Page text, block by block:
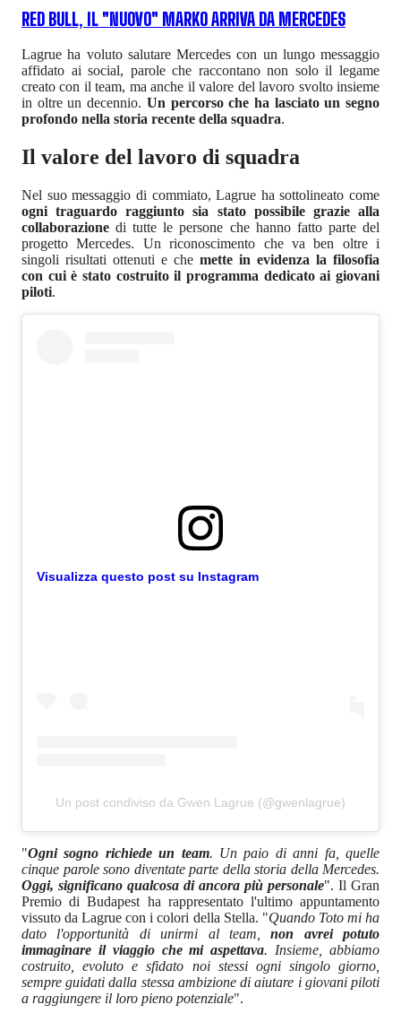
RED BULL, IL "NUOVO" MARKO ARRIVA DA MERCEDES
Lagrue ha voluto salutare Mercedes con un lungo messaggio
affidato ai social, parole che raccontano non solo il legame
creato con il team, ma anche il valore del lavoro svolto insieme
in oltre un decennio. Un percorso che ha lasciato un segno
profondo nella storia recente della squadra.
Il valore del lavoro di squadra
Nel suo messaggio di commiato, Lagrue ha sottolineato come
ogni traguardo raggiunto sia stato possibile grazie alla
collaborazione di tutte le persone che hanno fatto parte del
progetto Mercedes. Un riconoscimento che va ben oltre i
singoli risultati ottenuti e che mette in evidenza la filosofia
con cui è stato costruito il programma dedicato ai giovani
piloti.
Visualizza questo post su Instagram
Un post condiviso da Gwen Lagrue (@gwenlagrue)
"Ogni sogno richiede un team. Un paio di anni fa, quelle
cinque parole sono diventate parte della storia della Mercedes.
Oggi, significano qualcosa di ancora più personale". Il Gran
Premio di Budapest ha rappresentato l'ultimo appuntamento
vissuto da Lagrue con i colori della Stella. "Quando Toto mi ha
dato l'opportunità di unirmi al team,non avrei potuto
immaginare il viaggio che mi aspettava. Insieme, abbiamo
costruito, evoluto e sfidato noi stessi ogni singolo giorno,
sempre guidati dalla stessa ambizione di aiutare i giovani piloti
a raggiungere il loro pieno potenziale".